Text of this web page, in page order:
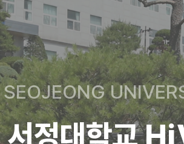
SEOJEONG
서정대학교